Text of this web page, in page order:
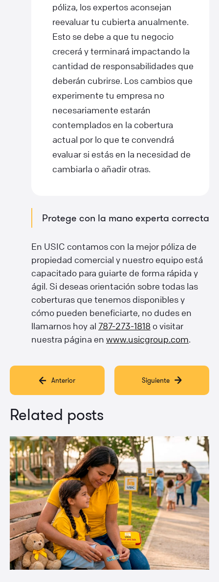
póliza, los expertos aconsejan
reevaluar tu cubierta anualmente.
Esto se debe a que tu negocio
crecerá y terminará impactando la
cantidad de responsabilidades que
deberán cubrirse. Los cambios que
experimente tu empresa no
necesariamente estarán
contemplados en la cobertura
actual por lo que te convendrá
evaluar si estás en la necesidad de
cambiarla o añadir otras.
Protege con la mano experta correcta
En USIC contamos con la mejor póliza de
propiedad comercial y nuestro equipo está
capacitado para guiarte de forma rápida y
ágil. Si deseas orientación sobre todas las
coberturas que tenemos disponibles y
cómo pueden beneficiarte, no dudes en
llamarnos hoy al 787-273-1818 o visitar
nuestra página en www.usicgroup.com.
Anterior Siguiente
Related posts